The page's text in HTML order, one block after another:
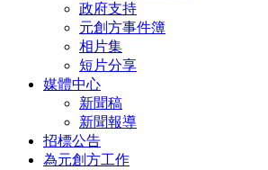
政府支持
元創方事件簿
相片集
短片分享
媒體中心
新聞稿
新聞報導
招標公告
為元創方工作